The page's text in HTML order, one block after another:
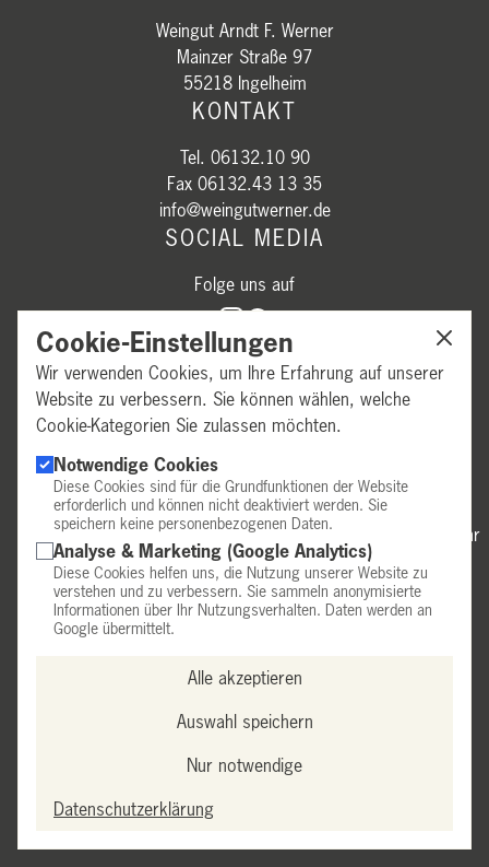
Weingut Arndt F. Werner
Mainzer Straße 97
55218 Ingelheim
KONTAKT
Tel. 06132.10 90
Fax 06132.43 13 35
info@weingutwerner.de
SOCIAL MEDIA
Folge uns auf
GESCHÄFTSZEITEN
Mittwoch & Donnerstag:
14:00–18:00 Uhr
Freitag:
9:00–12:30 Uhr & 14:00–18:00 Uhr
Samstag:
9:30–14:00 Uhr
Telefonische Anmeldung erforderlich.
Außerhalb dieser Zeiten nach Vereinbarung.
DATENSCHUTZ •
VERTRAG WIDERRUFEN
RechnungVorkasse
Cookie-Einstellungen
Wir verwenden Cookies, um Ihre Erfahrung auf unserer
Website zu verbessern. Sie können wählen, welche
Cookie-Kategorien Sie zulassen möchten.
Notwendige Cookies
Diese Cookies sind für die Grundfunktionen der Website
erforderlich und können nicht deaktiviert werden. Sie
speichern keine personenbezogenen Daten.
Analyse & Marketing (Google Analytics)
Diese Cookies helfen uns, die Nutzung unserer Website zu
verstehen und zu verbessern. Sie sammeln anonymisierte
Informationen über Ihr Nutzungsverhalten. Daten werden an
Google übermittelt.
Alle akzeptieren
Auswahl speichern
Nur notwendige
Datenschutzerklärung